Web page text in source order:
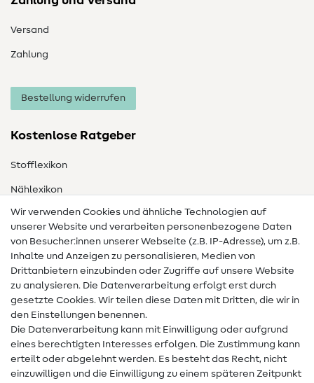
Versand
Zahlung
Bestellung widerrufen
Kostenlose Ratgeber
Stofflexikon
Nählexikon
Nähanleitungen
Hilfe & Kontakt
Kontakt
Infos zum Betreiberwechsel
FAQ
Widerrufsrecht
Beliebt
Wir verwenden Cookies und ähnliche Technologien auf
unserer Website und verarbeiten personenbezogene Daten
von Besucher:innen unserer Webseite (z.B. IP-Adresse), um z.B.
Inhalte und Anzeigen zu personalisieren, Medien von
Drittanbietern einzubinden oder Zugriffe auf unsere Website
zu analysieren. Die Datenverarbeitung erfolgt erst durch
gesetzte Cookies. Wir teilen diese Daten mit Dritten, die wir in
den Einstellungen benennen.
Die Datenverarbeitung kann mit Einwilligung oder aufgrund
eines berechtigten Interesses erfolgen. Die Zustimmung kann
erteilt oder abgelehnt werden. Es besteht das Recht, nicht
einzuwilligen und die Einwilligung zu einem späteren Zeitpunkt